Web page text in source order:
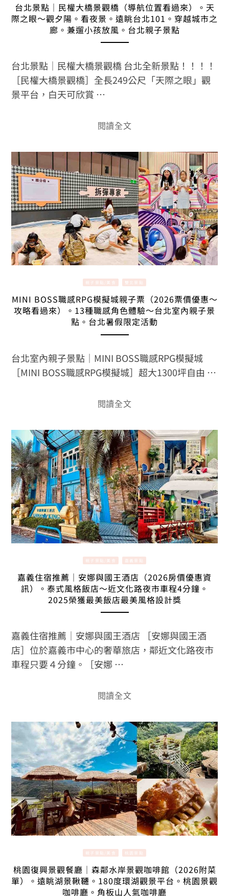
台北景點｜民權大橋景觀橋（導航位置看過來）。天
際之眼～觀夕陽。看夜景。遠眺台北101。穿越城市之
廊。兼遛小孩放風。台北親子景點
台北景點｜民權大橋景觀橋 台北全新景點！！！！
［民權大橋景觀橋］全長249公尺「天際之眼」觀
景平台，白天可欣賞 …
閱讀全文
親子景點/美食 雙北景點
MINI BOSS職感RPG模擬城親子票（2026票價優惠～
攻略看過來）。13種職感角色體驗～台北室內親子景
點。台北暑假限定活動
台北室內親子景點｜MINI BOSS職感RPG模擬城
［MINI BOSS職感RPG模擬城］超大1300坪自由 …
閱讀全文
親子景點/美食 嘉義景點
嘉義住宿推薦｜安娜與國王酒店（2026房價優惠資
訊）。泰式風格飯店～近文化路夜市車程4分鐘。
2025榮獲最美飯店最美風格設計獎
嘉義住宿推薦｜安娜與國王酒店 ［安娜與國王酒
店］位於嘉義市中心的奢華旅店，鄰近文化路夜市
車程只要４分鐘。［安娜 …
閱讀全文
親子景點/美食 桃園景點
桃園復興景觀餐廳｜森鄰水岸景觀咖啡館（2026附菜
單）。遠眺湖景鞦韆。180度環湖觀景平台。桃園景觀
咖啡廳。角板山人氣咖啡廳